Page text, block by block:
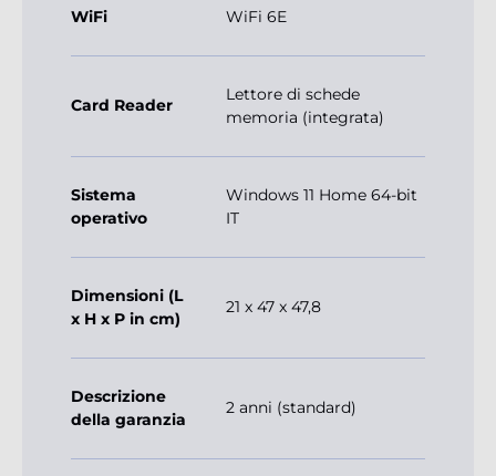
WiFi WiFi 6E
Card Reader
Lettore di schede
memoria (integrata)
Sistema
operativo
Windows 11 Home 64-bit
IT
Dimensioni (L
x H x P in cm)
21 x 47 x 47,8
Descrizione
della garanzia
2 anni (standard)